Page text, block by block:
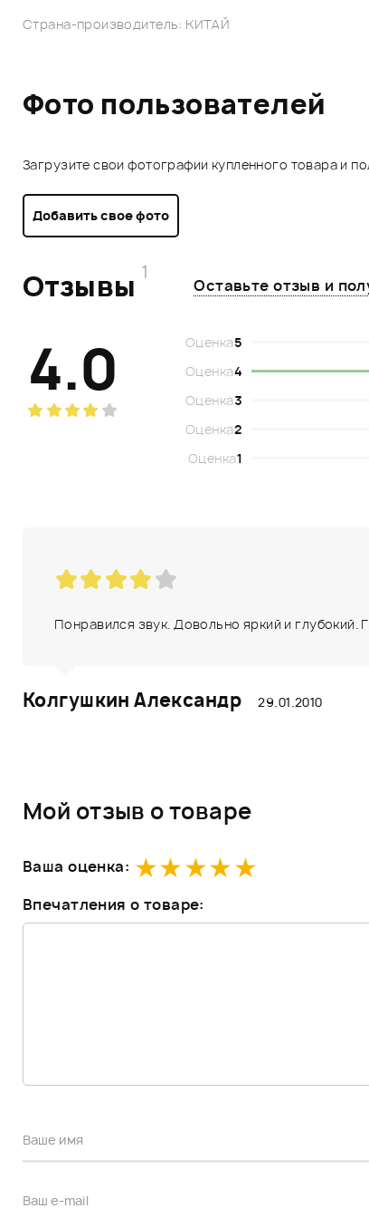
Страна-производитель: КИТАЙ
Фото пользователей
Загрузите свои фотографии купленного товара и
Добавить свое фото
Отзывы 1
Оставьте отзыв и
4.0 Оценка5
Оценка4
Оценка3
Оценка2
Оценка1
Понравился звук. Довольно яркий и глубокий.
Колгушкин Александр 29.01.2010
Мой отзыв о товаре
Ваша оценка:
Впечатления о товаре: